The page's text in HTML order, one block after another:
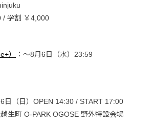
/ 学割 ￥4,000
）
：～8月6日（水）23:59
日（日）OPEN 14:30 / START 17:00
生町 O-PARK OGOSE 野外特設会場